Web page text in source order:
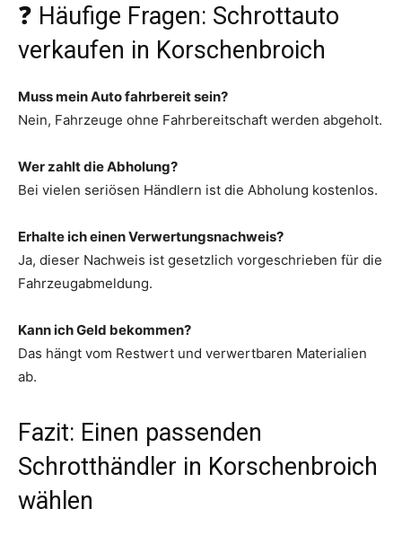
❓ Häufige Fragen: Schrottauto
verkaufen in Korschenbroich
Muss mein Auto fahrbereit sein?
Nein, Fahrzeuge ohne Fahrbereitschaft werden abgeholt.
Wer zahlt die Abholung?
Bei vielen seriösen Händlern ist die Abholung kostenlos.
Erhalte ich einen Verwertungsnachweis?
Ja, dieser Nachweis ist gesetzlich vorgeschrieben für die
Fahrzeugabmeldung.
Kann ich Geld bekommen?
Das hängt vom Restwert und verwertbaren Materialien
ab.
Fazit: Einen passenden
Schrotthändler in Korschenbroich
wählen